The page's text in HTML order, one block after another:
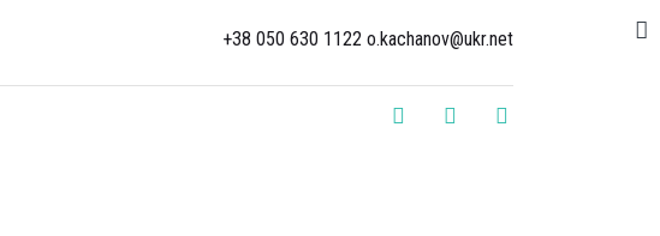
+38 050 630 1122 o.kachanov@ukr.net